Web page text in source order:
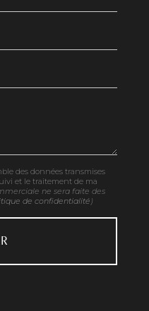
des données transmises
et le traitement de ma
ne sera faite des
de confidentialité )